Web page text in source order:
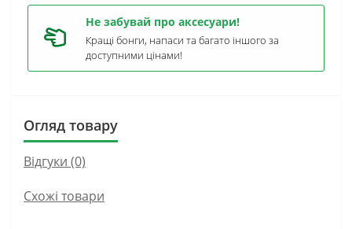
Не забувай про аксесуари!
Кращі бонги, напаси та багато іншого за
доступними цінами!
Огляд товару
Відгуки (0)
Схожі товари